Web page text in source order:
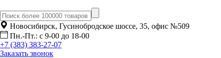
Новосибирск, Гусинобродское шоссе, 35, офис №509
Пн.-Пт.: с 9-00 до 18-00
+7 (383) 383-27-07
Заказать звонок